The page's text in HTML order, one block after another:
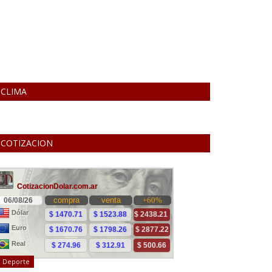
CLIMA
COTIZACION
Deporte